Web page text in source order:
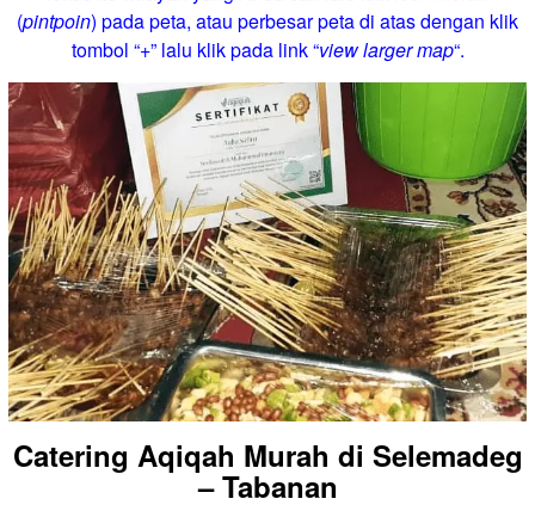
(pintpoin) pada peta, atau perbesar peta di atas dengan klik
tombol “+” lalu klik pada link “view larger map“.
Catering Aqiqah Murah di Selemadeg
– Tabanan